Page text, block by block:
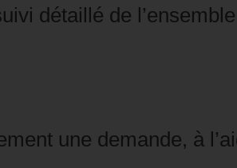
détaillé de
une demande, à